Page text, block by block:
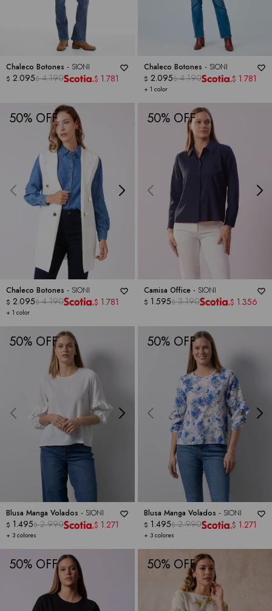
Chaleco Botones - SIONI
$ 2.095$ 4.190 $ 1.781
Chaleco Botones - SIONI
+ 1 color
$ 2.095$ 4.190 $ 1.781
50
Chaleco Botones - SIONI
+ 1 color
$ 2.095$ 4.190 $ 1.781
50
Camisa Office - SIONI
$ 1.595$ 3.190 $ 1.356
50
Blusa Manga Volados - SIONI
+ 3 colores
$ 1.495$ 2.990 $ 1.271
50
Blusa Manga Volados - SIONI
+ 3 colores
$ 1.495$ 2.990 $ 1.271
50 50